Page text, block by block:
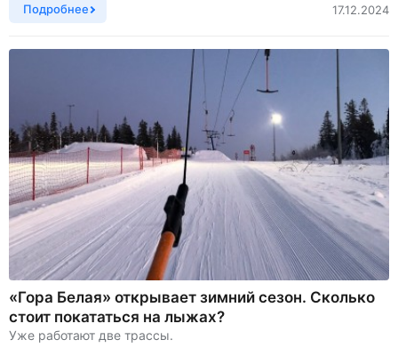
Подробнее 17.12.2024
«Гора Белая» открывает зимний сезон. Сколько
стоит покататься на лыжах?
Уже работают две трассы.